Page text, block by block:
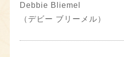
Debbie Bliemel
（デビー ブリーメル）